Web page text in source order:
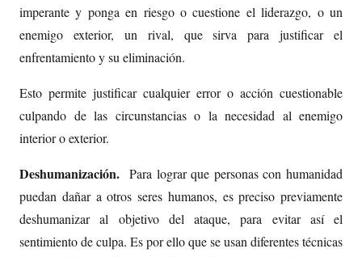
imperante y ponga en riesgo o cuestione el liderazgo, o un
enemigo exterior, un rival, que sirva para justificar el
enfrentamiento y su eliminación.
Esto permite justificar cualquier error o acción cuestionable
culpando de las circunstancias o la necesidad al enemigo
interior o exterior.
Deshumanización.Para lograr que personas con humanidad
puedan dañar a otros seres humanos, es preciso previamente
deshumanizar al objetivo del ataque, para evitar así el
sentimiento de culpa. Es por ello que se usan diferentes técnicas